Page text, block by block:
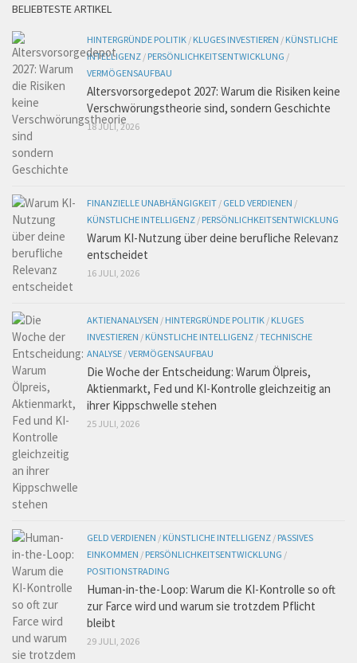
BELIEBTESTE ARTIKEL
HINTERGRÜNDE POLITIK / KLUGES INVESTIEREN / KÜNSTLICHE
INTELLIGENZ / PERSÖNLICHKEITSENTWICKLUNG /
VERMÖGENSAUFBAU
Altersvorsorgedepot 2027: Warum die Risiken keine
Verschwörungstheorie sind, sondern Geschichte
18 JULI, 2026
FINANZIELLE UNABHÄNGIGKEIT / GELD VERDIENEN /
KÜNSTLICHE INTELLIGENZ / PERSÖNLICHKEITSENTWICKLUNG
Warum KI-Nutzung über deine berufliche Relevanz
entscheidet
16 JULI, 2026
AKTIENANALYSEN / HINTERGRÜNDE POLITIK / KLUGES
INVESTIEREN / KÜNSTLICHE INTELLIGENZ /TECHNISCHE
ANALYSE /VERMÖGENSAUFBAU
Die Woche der Entscheidung: Warum Ölpreis,
Aktienmarkt, Fed und KI-Kontrolle gleichzeitig an
ihrer Kippschwelle stehen
25 JULI, 2026
GELD VERDIENEN / KÜNSTLICHE INTELLIGENZ / PASSIVES
EINKOMMEN / PERSÖNLICHKEITSENTWICKLUNG /
POSITIONSTRADING
Human-in-the-Loop: Warum die KI-Kontrolle so oft
zur Farce wird und warum sie trotzdem Pflicht
bleibt
29 JULI, 2026